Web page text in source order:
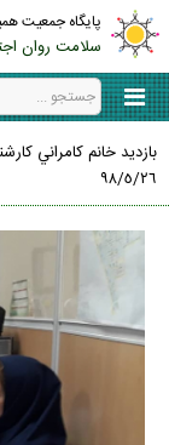
پایگاه جمعیت
سلامت روان
بازديد خانم كامراني
٩٨/٥/٢٦